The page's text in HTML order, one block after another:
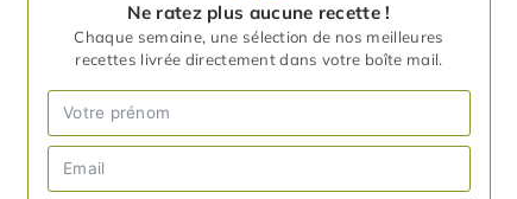
Ne ratez plus aucune recette !
Chaque semaine, une sélection de nos meilleures
recettes livrée directement dans votre boîte mail.